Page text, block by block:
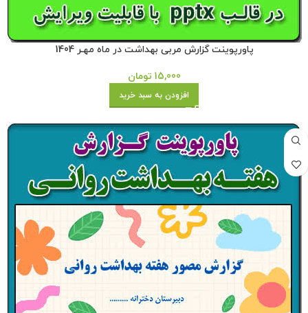
پاورپوینت گزارش مربی بهداشت در ماه مهـر 1404
15,000 تومان
افزودن به سبد خرید